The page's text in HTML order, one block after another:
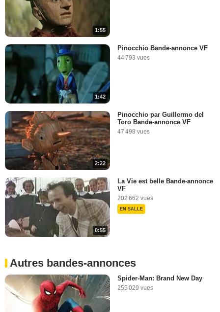
1:55
1:42
Pinocchio Bande-annonce VF
44 793 vues
2:22
Pinocchio par Guillermo del
Toro Bande-annonce VF
47 498 vues
0:55
La Vie est belle Bande-annonce
VF
202 662 vues
EN SALLE
Autres bandes-annonces
Spider-Man: Brand New Day
255 029 vues